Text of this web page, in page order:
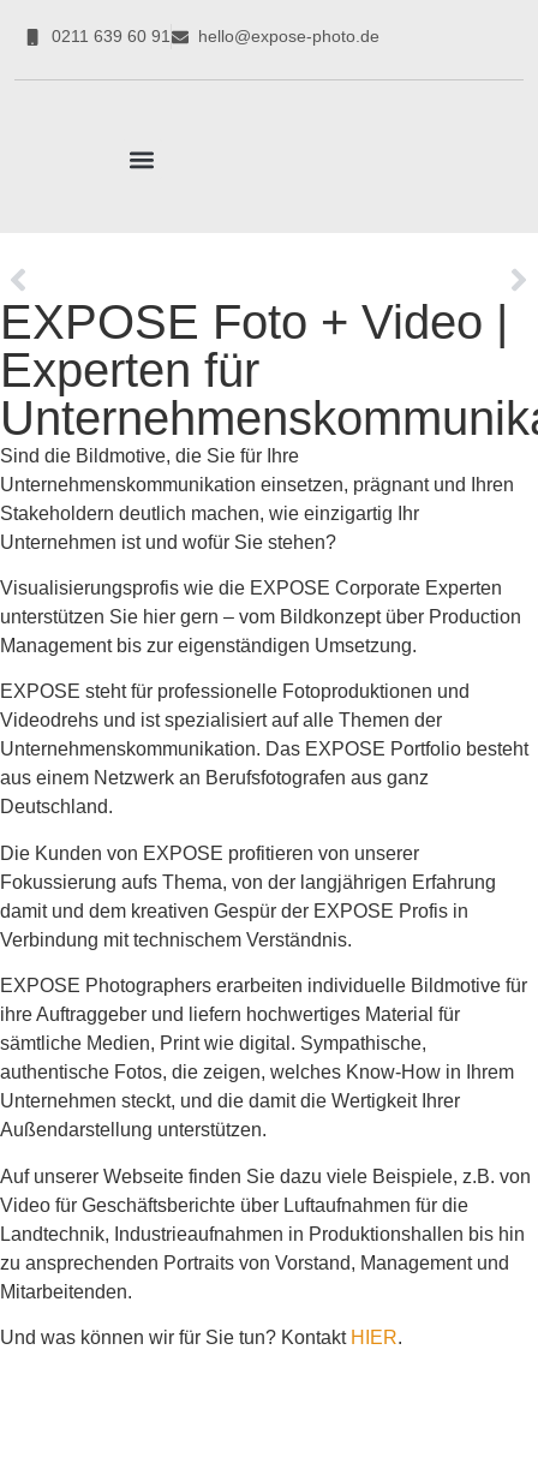
0211 639 60 91 hello@expose-photo.de
EXPOSE Foto + Video |
Experten für
Sind die Bildmotive, die Sie für Ihre
Unternehmenskommunikation einsetzen, prägnant und Ihren
Stakeholdern deutlich machen, wie einzigartig Ihr
Unternehmen ist und wofür Sie stehen?
Visualisierungsprofis wie die EXPOSE Corporate Experten
unterstützen Sie hier gern – vom Bildkonzept über Production
Management bis zur eigenständigen Umsetzung.
EXPOSE steht für professionelle Fotoproduktionen und
Videodrehs und ist spezialisiert auf alle Themen der
Unternehmenskommunikation. Das EXPOSE Portfolio besteht
aus einem Netzwerk an Berufsfotografen aus ganz
Deutschland.
Die Kunden von EXPOSE profitieren von unserer
Fokussierung aufs Thema, von der langjährigen Erfahrung
damit und dem kreativen Gespür der EXPOSE Profis in
Verbindung mit technischem Verständnis.
EXPOSE Photographers erarbeiten individuelle Bildmotive für
ihre Auftraggeber und liefern hochwertiges Material für
sämtliche Medien, Print wie digital. Sympathische,
authentische Fotos, die zeigen, welches Know-How in Ihrem
Unternehmen steckt, und die damit die Wertigkeit Ihrer
Außendarstellung unterstützen.
Auf unserer Webseite finden Sie dazu viele Beispiele, z.B. von
Video für Geschäftsberichte über Luftaufnahmen für die
Landtechnik, Industrieaufnahmen in Produktionshallen bis hin
zu ansprechenden Portraits von Vorstand, Management und
Mitarbeitenden.
Und was können wir für Sie tun? Kontakt HIER.